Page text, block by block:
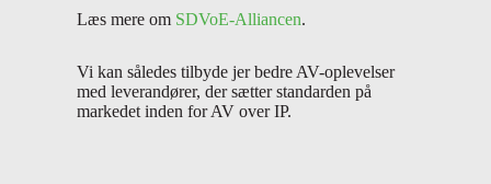
Læs mere om SDVoE-Alliancen.
Vi kan således tilbyde jer bedre AV-oplevelser
med leverandører, der sætter standarden på
markedet inden for AV over IP.